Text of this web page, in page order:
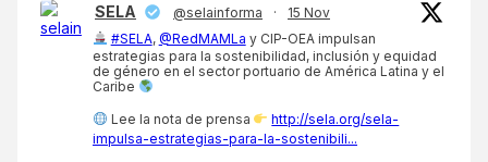
SELA @selainforma ·
15 Nov
#SELA, @RedMAMLa y CIP-OEA impulsan
estrategias para la sostenibilidad, inclusión y equidad
de género en el sector portuario de América Latina y el
Caribe
Lee la nota de prensa
http://sela.org/sela-
impulsa-estrategias-para-la-sostenibili...